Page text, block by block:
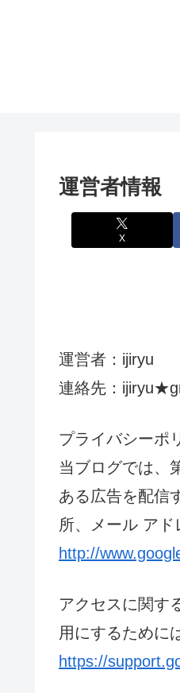
運営者情報
X
運営者：ijiryu
連絡先：
プライバシーポ
当ブログでは、
ある広告を配信
所、メール ア
http://
アクセスに関す
用にするために
https://